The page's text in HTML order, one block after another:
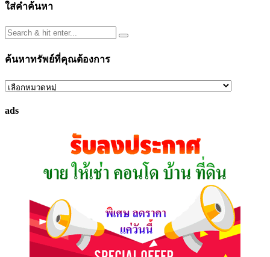
ใส่คำค้นหา
ค้นหาทรัพย์ที่คุณต้องการ
ค้นหา
ที่
ads